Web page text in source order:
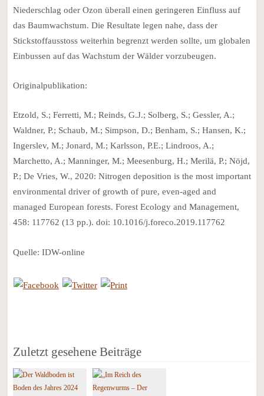
Niederschlag oder Ozon überall einen geringeren Einfluss auf
das Baumwachstum. Die Resultate legen nahe, dass der
Stickstoffausstoss weiterhin begrenzt werden sollte, um globalen
Einbussen auf das Wachstum der Wälder vorzubeugen.
Originalpublikation:
Etzold, S.; Ferretti, M.; Reinds, G.J.; Solberg, S.; Gessler, A.;
Waldner, P.; Schaub, M.; Simpson, D.; Benham, S.; Hansen, K.;
Ingerslev, M.; Jonard, M.; Karlsson, P.E.; Lindroos, A.;
Marchetto, A.; Manninger, M.; Meesenburg, H.; Merilä, P.; Nöjd,
P.; De Vries, W., 2020: Nitrogen deposition is the most important
environmental driver of growth of pure, even-aged and
managed European forests. Forest Ecology and Management,
458: 117762 (13 pp.). doi: 10.1016/j.foreco.2019.117762
Quelle: IDW-online
Zuletzt gesehene Beiträge